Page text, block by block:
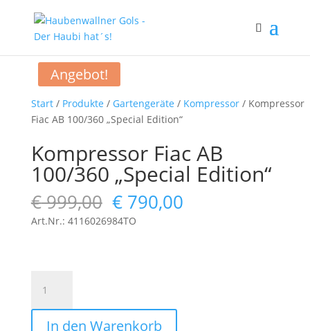
Start/ Produkte / Gartengeräte / Kompressor/ Kompressor
Fiac AB 100/360 „Special Edition“
Angebot!
Kompressor Fiac AB
100/360 „Special Edition“
€999,00 Ursprünglicher
Preis
war:
€790,00Aktueller
Art.Nr.: 4116026984TO
Fiac
AB
100/360
In den Warenkorb